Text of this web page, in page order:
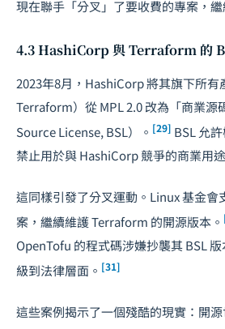
現在聯手「分叉」了要收費的專案，繼
4.3 HashiCorp 與 Terraform 的
2023年8月，HashiCorp 將其旗下所有
Terraform）從 MPL 2.0 改為「商業源
Source License, BSL）。 [29] BSL 允
禁止用於與 HashiCorp 競爭的商業用途
這同樣引發了分叉運動。Linux 基金會
案，繼續維護 Terraform 的開源版本。
OpenTofu 的程式碼涉嫌抄襲其 BSL
級到法律層面。 [31]
這些案例揭示了一個殘酷的現實：開